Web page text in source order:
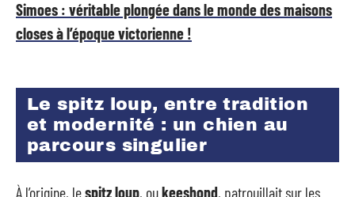
Simoes : véritable plongée dans le monde des maisons
closes à l’époque victorienne !
Le spitz loup, entre tradition
et modernité : un chien au
parcours singulier
À l’origine, lespitz loup, oukeeshond, patrouillait sur les